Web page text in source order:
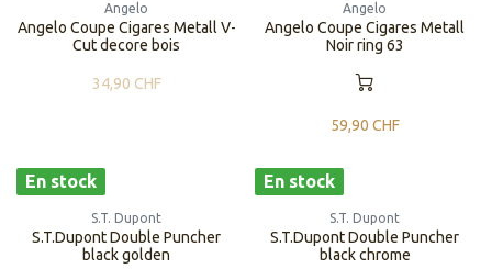
Angelo
Angelo Coupe Cigares Metall V-
Cut decore bois
34,90 CHF
Angelo
Angelo Coupe Cigares Metall
Noir ring 63
59,90 CHF
En stock
S.T. Dupont
S.T.Dupont Double Puncher
black golden
En stock
S.T. Dupont
S.T.Dupont Double Puncher
black chrome